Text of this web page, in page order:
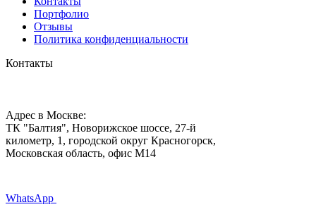
Портфолио
Отзывы
Политика конфиденциальности
Контакты
Адрес в Москве:
ТК "Балтия", Новорижское шоссе, 27-й
километр, 1, городской округ Красногорск,
Московская область, офис М14
WhatsApp